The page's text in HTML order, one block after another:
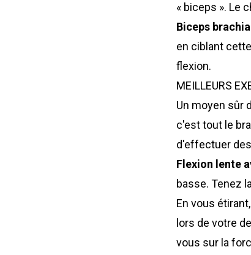
« biceps ». Le
Biceps
en ciblant
flexion.
MEILLEURS
Un moyen sûr
c'est tout le
d'effectuer
Flexion lente
basse. Tenez
En vous
lors de votre
vous sur la